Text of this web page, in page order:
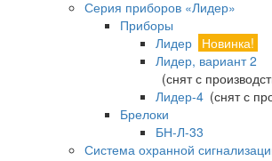
Серия приборов «Лидер»
Приборы
Лидер Новинка!
Лидер, вариант 2
(снят с
Лидер-4 (снят с
Брелоки
БН-Л-33
Система охранной